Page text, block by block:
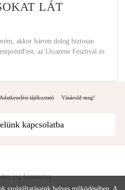
LÁT
akkor három dolog biztosan
az Utcazene Fesztivál és
Adatkezelési tájékoztató Vásárold meg!
kapcsolatba
jog fenntartva